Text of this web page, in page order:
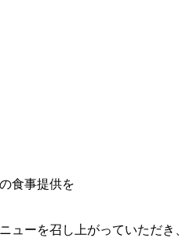
食事提供を
ューを召し上がっていただき、